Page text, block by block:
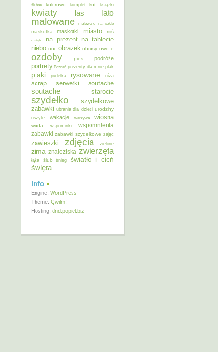
ślubne
kolorowo komplet kot książki
kwiaty las lato
malowane malowane na szkle
maskotka maskotki miasto miś
motyle na prezent na tablecie
niebo noc obrazek obrusy owoce
ozdoby pies podróże
portrety Poznań prezenty dla mnie ptak
ptaki pudełka rysowane róża
scrap serwetki soutache
soutache starocie
szydełko
szydełkowe
zabawki ubrania dla dzieci urodziny
uszyte wakacje warzywa wiosna
woda wspominki
wspomnienia
zabawki zabawki szydełkowe zając
zawieszki zdjęcia zielone
zima znaleziska zwierzęta
łąka ślub śnieg światło i cień
święta
Info
Engine: WordPress
Theme: Qwilm!
Hosting: dnd.popiel.biz